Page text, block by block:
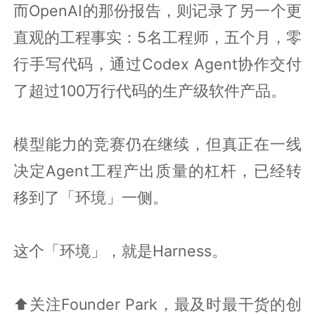
而OpenAI的那份报告，则记录了另一个更
直观的工程事实：5名工程师，五个月，零
行手写代码，通过Codex Agent协作交付
了超过100万行代码的生产级软件产品。
模型能力的竞赛仍在继续，但真正在一线
决定Agent工程产出质量的杠杆，已经转
移到了「环境」一侧。
这个「环境」，就是Harness。
⬆️关注Founder Park，最及时最干货的创